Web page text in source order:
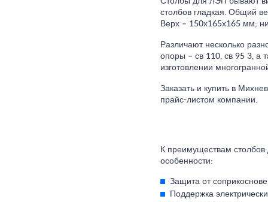
столбов гладкая. Общий
Верх – 150х165х165 мм;
Различают несколько
опоры – св 110, св 95 3, а
изготовлении
Заказать и купить в
прайс-листом компании.
К преимуществам столбов
особенности:
Защита от
Поддержка